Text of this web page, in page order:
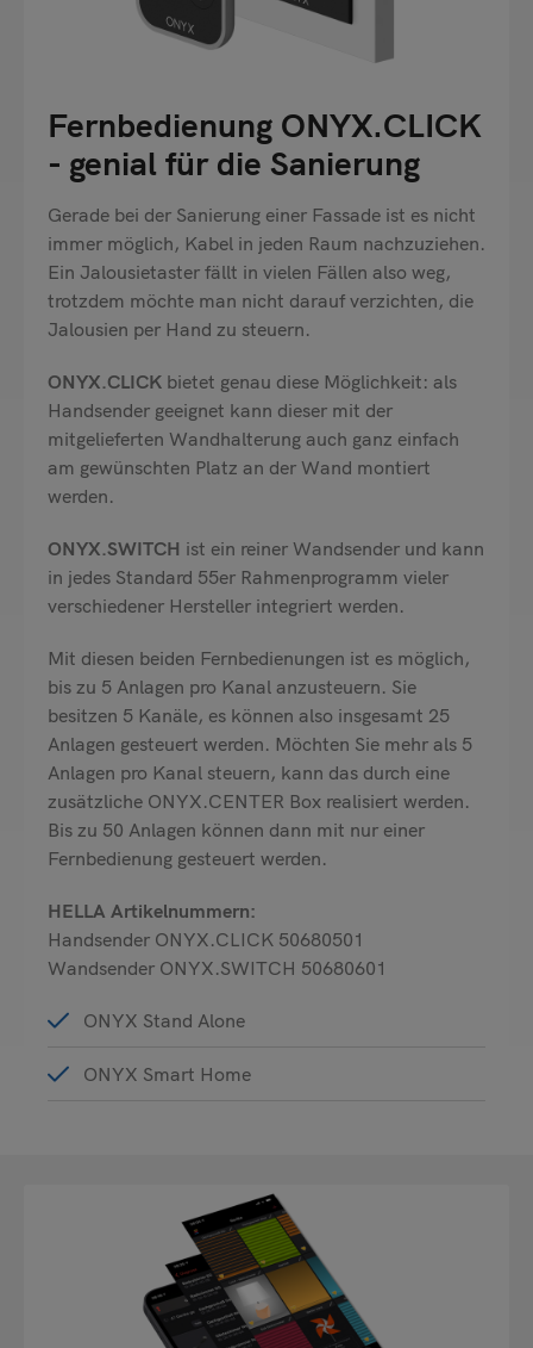
Fernbedienung ONYX.CLICK
- genial für die Sanierung
Gerade bei der Sanierung einer Fassade ist es nicht
immer möglich, Kabel in jeden Raum nachzuziehen.
Ein Jalousietaster fällt in vielen Fällen also weg,
trotzdem möchte man nicht darauf verzichten, die
Jalousien per Hand zu steuern.
ONYX.CLICK bietet genau diese Möglichkeit: als
Handsender geeignet kann dieser mit der
mitgelieferten Wandhalterung auch ganz einfach
am gewünschten Platz an der Wand montiert
werden.
ONYX.SWITCH ist ein reiner Wandsender und kann
in jedes Standard 55er Rahmenprogramm vieler
verschiedener Hersteller integriert werden.
Mit diesen beiden Fernbedienungen ist es möglich,
bis zu 5 Anlagen pro Kanal anzusteuern. Sie
besitzen 5 Kanäle, es können also insgesamt 25
Anlagen gesteuert werden. Möchten Sie mehr als 5
Anlagen pro Kanal steuern, kann das durch eine
zusätzliche ONYX.CENTER Box realisiert werden.
Bis zu 50 Anlagen können dann mit nur einer
Fernbedienung gesteuert werden.
HELLA Artikelnummern:
Handsender ONYX.CLICK 50680501
Wandsender ONYX.SWITCH 50680601
ONYX Stand Alone
ONYX Smart Home